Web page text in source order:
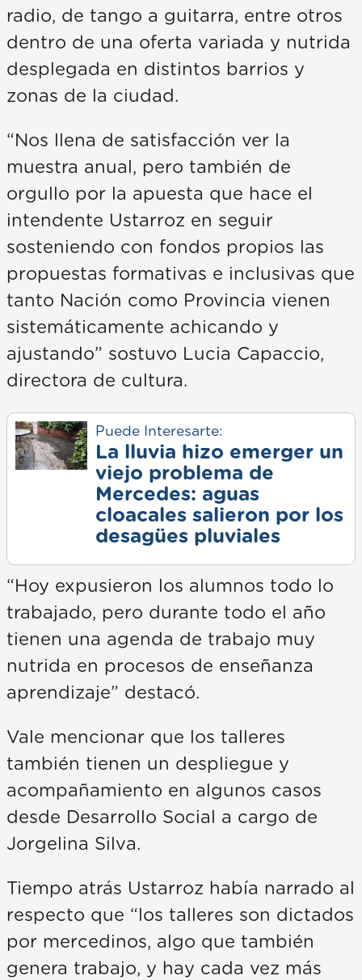
radio, de tango a guitarra, entre otros
dentro de una oferta variada y nutrida
desplegada en distintos barrios y
zonas de la ciudad.
“Nos llena de satisfacción ver la
muestra anual, pero también de
orgullo por la apuesta que hace el
intendente Ustarroz en seguir
sosteniendo con fondos propios las
propuestas formativas e inclusivas que
tanto Nación como Provincia vienen
sistemáticamente achicando y
ajustando” sostuvo Lucia Capaccio,
directora de cultura.
Puede Interesarte:
La lluvia hizo emerger un
viejo problema de
Mercedes: aguas
cloacales salieron por los
desagües pluviales
“Hoy expusieron los alumnos todo lo
trabajado, pero durante todo el año
tienen una agenda de trabajo muy
nutrida en procesos de enseñanza
aprendizaje” destacó.
Vale mencionar que los talleres
también tienen un despliegue y
acompañamiento en algunos casos
desde Desarrollo Social a cargo de
Jorgelina Silva.
Tiempo atrás Ustarroz había narrado al
respecto que “los talleres son dictados
por mercedinos, algo que también
genera trabajo, y hay cada vez más